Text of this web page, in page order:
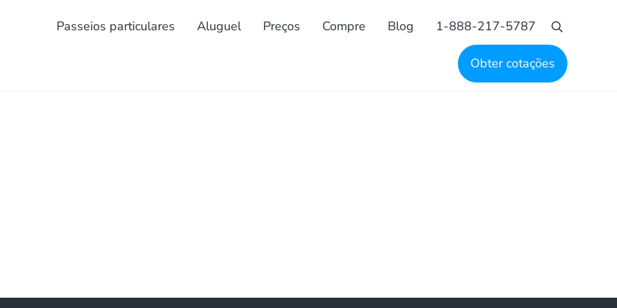
Passeios particulares Aluguel Preços Compre Blog 1-888-217-5787
Busca
Obter cotações